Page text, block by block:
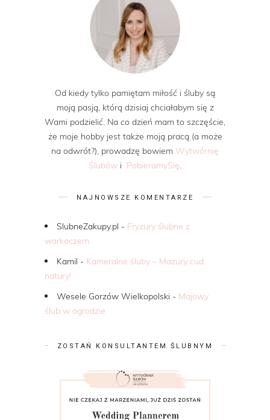
Od kiedy tylko pamiętam miłość i śluby są
moją pasją, którą dzisiaj chciałabym się z
Wami podzielić. Na co dzień mam to szczęście,
że moje hobby jest także moją pracą (a może
na odwrót?), prowadzę bowiem Wytwórnię
Ślubów i PobieramySię
NAJNOWSZE KOMENTARZE
SlubneZakupy.pl - Fryzury ślubne z
warkoczem
Kamil - Kameralne śluby – Mazury cud
natury!
Wesele Gorzów Wielkopolski - Majowy
ślub w ogrodzie
ZOSTAŃ KONSULTANTEM ŚLUBNYM